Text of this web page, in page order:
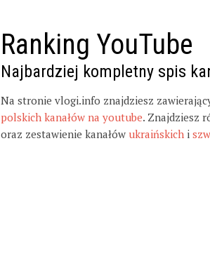
Ranking YouTube
Najbardziej kompletny spis
Na stronie vlogi.info znajdziesz
polskich kanałów na youtube. Znajdziesz
oraz zestawienie kanałów ukraińskich i